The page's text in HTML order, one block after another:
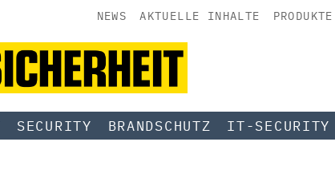
NEWS AKTUELLE INHALTE PRODUKTE
SECURITY BRANDSCHUTZ IT-SECURITY